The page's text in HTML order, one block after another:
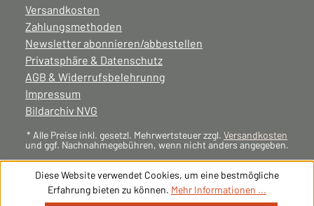
Versandkosten
Zahlungsmethoden
Newsletter abonnieren/abbestellen
Privatsphäre & Datenschutz
AGB & Widerrufsbelehrunng
Impressum
Bildarchiv NVG
* Alle Preise inkl. gesetzl. Mehrwertsteuer zzgl. Versandkosten
und ggf. Nachnahmegebühren, wenn nicht anders angegeben.
Diese Website verwendet Cookies, um eine bestmögliche
Erfahrung bieten zu können. Mehr Informationen ...